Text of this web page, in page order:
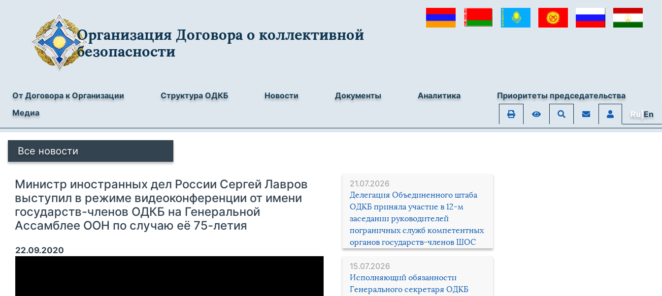
Организация Договора о коллективной
безопасности
От Договора к Организации Структура ОДКБ Новости Документы Аналитика
Приоритеты председательства
Медиа
Ru|En
Все новости
21.07.2026
Делегация Объединенного штаба
ОДКБ приняла участие в 12-м
заседании руководителей
пограничных служб компетентных
органов государств-членов ШОС
15.07.2026
Исполняющий обязанности
Генерального секретаря ОДКБ
Министр иностранных дел России Сергей Лавров
выступил в режиме видеоконференции от имени
государств-членов ОДКБ на Генеральной
Ассамблее ООН по случаю её 75-летия
22.09.2020